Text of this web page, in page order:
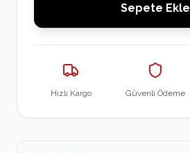
Sepete Ekle
Hızlı Kargo Güvenli Ödeme